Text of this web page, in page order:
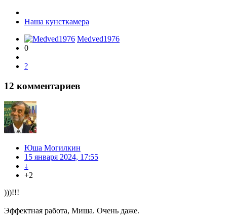
Наша кунсткамера
Medved1976
0
?
12 комментариев
Юша Могилкин
15 января 2024, 17:55
↓
+2
)))!!!
Эффектная работа, Миша. Очень даже.